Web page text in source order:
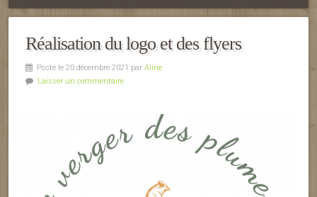
Réalisation du logo et des flyers
Posté le 20 décembre 2021 par Aline
Laisser un commentaire